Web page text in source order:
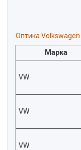
Відгуки
Оптика Volkswagen
Марка
VW
VW
VW